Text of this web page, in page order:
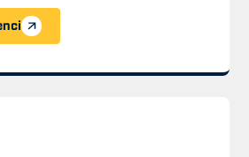
S prací jsme spokojeni a firmu